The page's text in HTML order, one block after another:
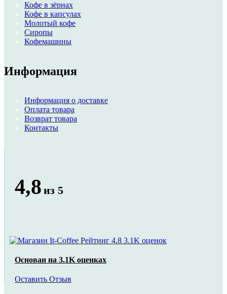
Кофе в зёрнах
Кофе в капсулах
Молотый кофе
Сиропы
Кофемашины
Информация
Информация о доставке
Оплата товара
Возврат товара
Контакты
4,8 из 5
Основан на 3.1K оценках
Оставить Отзыв